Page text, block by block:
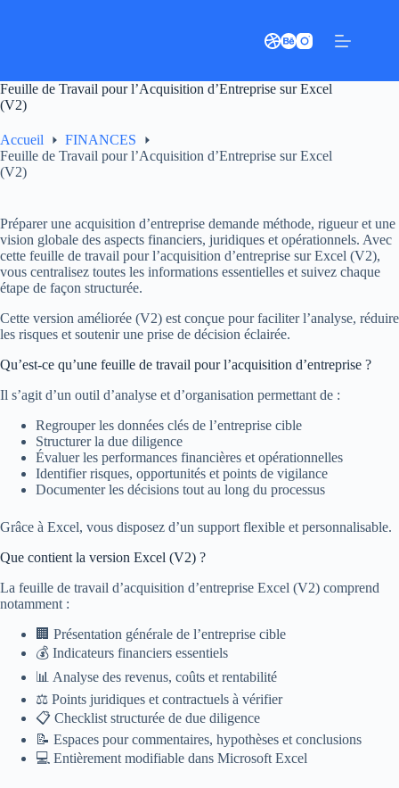
Feuille de Travail pour l’Acquisition d’Entreprise sur Excel
(V2)
Accueil
FINANCES
Feuille de Travail pour l’Acquisition d’Entreprise sur Excel
(V2)
Préparer une acquisition d’entreprise demande méthode, rigueur et une
vision globale des aspects financiers, juridiques et opérationnels. Avec
cette feuille de travail pour l’acquisition d’entreprise sur Excel (V2),
vous centralisez toutes les informations essentielles et suivez chaque
étape de façon structurée.
Cette version améliorée (V2) est conçue pour faciliter l’analyse, réduire
les risques et soutenir une prise de décision éclairée.
Qu’est-ce qu’une feuille de travail pour l’acquisition d’entreprise ?
Il s’agit d’un outil d’analyse et d’organisation permettant de :
Regrouper les données clés de l’entreprise cible
Structurer la due diligence
Évaluer les performances financières et opérationnelles
Identifier risques, opportunités et points de vigilance
Documenter les décisions tout au long du processus
Grâce à Excel, vous disposez d’un support flexible et personnalisable.
Que contient la version Excel (V2) ?
La feuille de travail d’acquisition d’entreprise Excel (V2) comprend
notamment :
🏢 Présentation générale de l’entreprise cible
💰 Indicateurs financiers essentiels
📊 Analyse des revenus, coûts et rentabilité
⚖️ Points juridiques et contractuels à vérifier
📋 Checklist structurée de due diligence
📝 Espaces pour commentaires, hypothèses et conclusions
💻 Entièrement modifiable dans Microsoft Excel